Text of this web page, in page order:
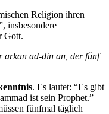
Religion ihren
insbesondere
Gott.
arkan ad-din an, der fünf
. Es lautet: “Es gibt
ist sein Prophet.”
fünfmal täglich